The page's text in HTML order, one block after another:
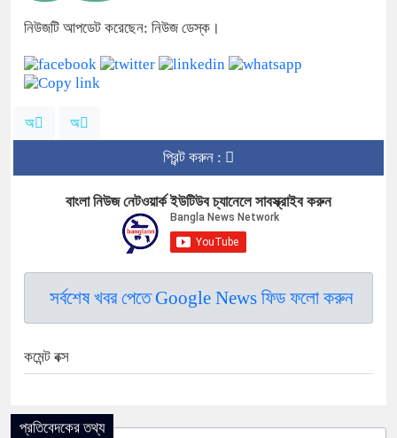
নিউজটি আপডেট করেছেন: নিউজ ডেস্ক।
অ অ
প্রিন্ট করুন :
বাংলা নিউজ নেটওয়ার্ক ইউটিউব চ্যানেলে সাবস্ক্রাইব করুন
সর্বশেষ খবর পেতে Google News ফিড ফলো করুন
কমেন্ট বক্স
প্রতিবেদকের তথ্য